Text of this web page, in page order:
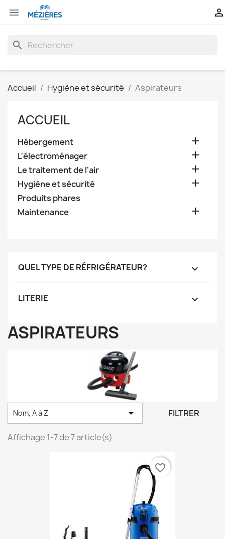
 
search
Accueil Hygiène et sécurité Aspirateurs
ACCUEIL
Hébergement 
L'électroménager 
Le traitement de l'air 
Hygiène et sécurité 
Produits phares
Maintenance

QUEL TYPE DE RÉFRIGÉRATEUR? 
LITERIE 
ASPIRATEURS
Nom, A à Z  FILTRER
Affichage 1-7 de 7 article(s)
favorite_border